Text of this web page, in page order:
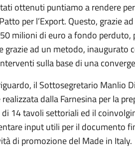
ottenuti puntiamo a rendere
per l’Export. Questo, grazie
milioni di euro a fondo perduto,
grazie ad un metodo, inaugurato
sulla base di una
il Sottosegretario Manlio
dalla Farnesina per la
14 tavoli settoriali ed il
input utili per il documento
di promozione del Made in Italy.